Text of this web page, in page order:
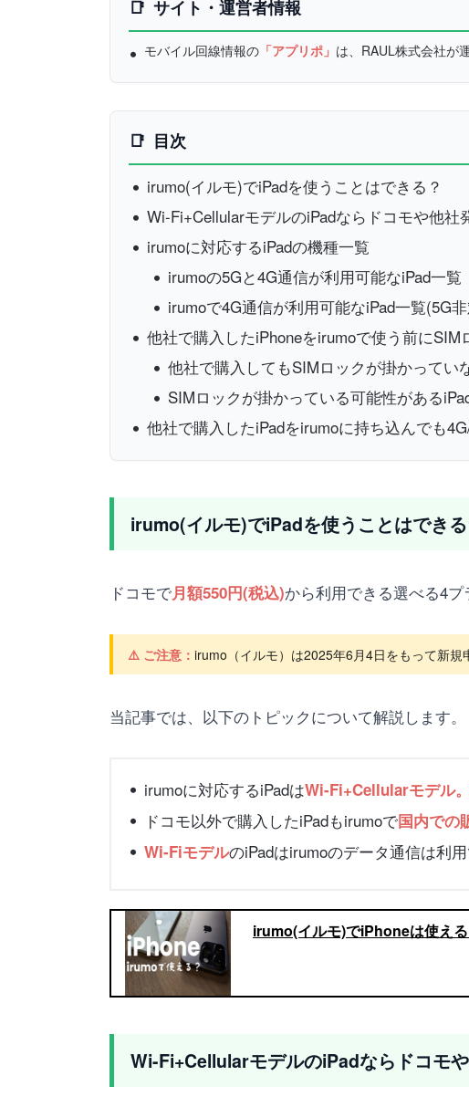
サイト・運営者情報
モバイル回線情報の 「アプリポ」 は、RAUL株式会社が
目次
irumo(イルモ)でiPadを使うことはできる？
Wi-Fi+CellularモデルのiPadならドコモや他社
irumoに対応するiPadの機種一覧
irumoの5Gと4G通信が利用可能なiPad一覧
irumoで4G通信が利用可能なiPad一覧(5G
他社で購入したiPhoneをirumoで使う前にSIM
他社で購入してもSIMロックが掛かってい
SIMロックが掛かっている可能性がある
他社で購入したiPadをirumoに持ち込んでも
irumo(イルモ)でiPadを使うことはできる
ドコモで月額550円(税込)から利用できる選べる4
⚠️ ご注意： irumo（イルモ）は2025年6月4日をもって新
当記事では、以下のトピックについて解説します。
irumoに対応するiPadはWi-Fi+Cellularモデル
ドコモ以外で購入したiPadもirumoで国内での
Wi-FiモデルのiPadはirumoのデータ通信は利
irumo(イルモ)でiPhoneは使え
Wi-Fi+CellularモデルのiPadならドコモ